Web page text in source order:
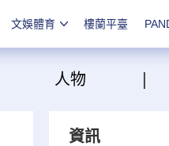
文娛體育 樓蘭平臺
人物
資訊